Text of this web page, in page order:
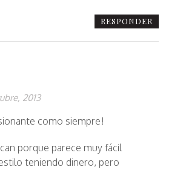
RESPONDER
2013
como siempre!
porque parece muy fácil
teniendo dinero, pero